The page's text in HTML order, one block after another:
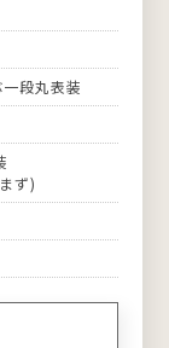
段丸表装
ず)